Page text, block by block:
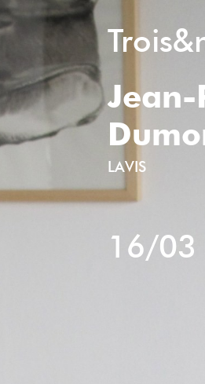
Jean-
LAVIS
16/03